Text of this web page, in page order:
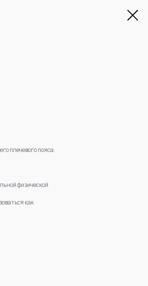
плечевого пояса.
физической
как